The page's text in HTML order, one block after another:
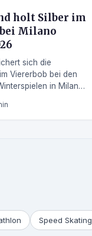
holt Silber im
Milano
sich die
Viererbob bei den
in Milano
Speed Skating